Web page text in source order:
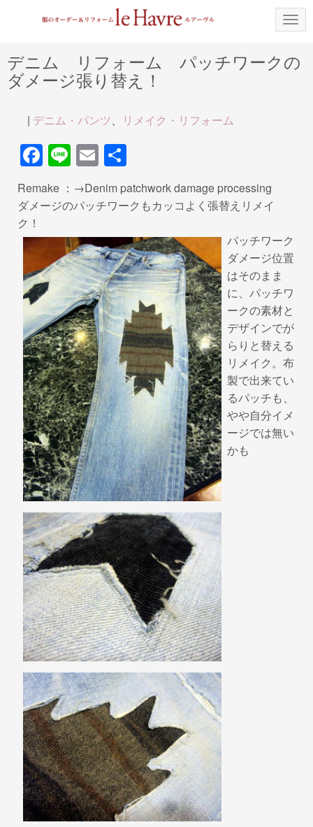
N
a
g
a
デニム リフォーム パッチワークの
ダメージ張り替え！
| デニム・パンツ、 リメイク・リフォーム
F
a
c
e
b
o
o
k
Li
n
e
E
m
ail
有
Remake ：→Denim patchwork damage processing
ダメージのパッチワークもカッコよく張替えリメイ
ク！
パッチワーク
ダメージ位置
はそのまま
に、パッチワ
ークの素材と
デザインでが
らりと替える
リメイク。布
製で出来てい
るパッチも、
やや自分イメ
ージでは無い
かも